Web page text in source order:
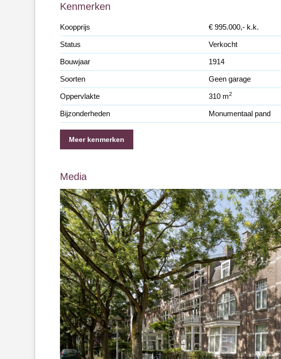
Kenmerken
Koopprijs € 995.000,- k.k.
Status Verkocht
Bouwjaar 1914
Soorten Geen garage
Oppervlakte 310 m2
Bijzonderheden Monumentaal pand
Meer kenmerken
Media